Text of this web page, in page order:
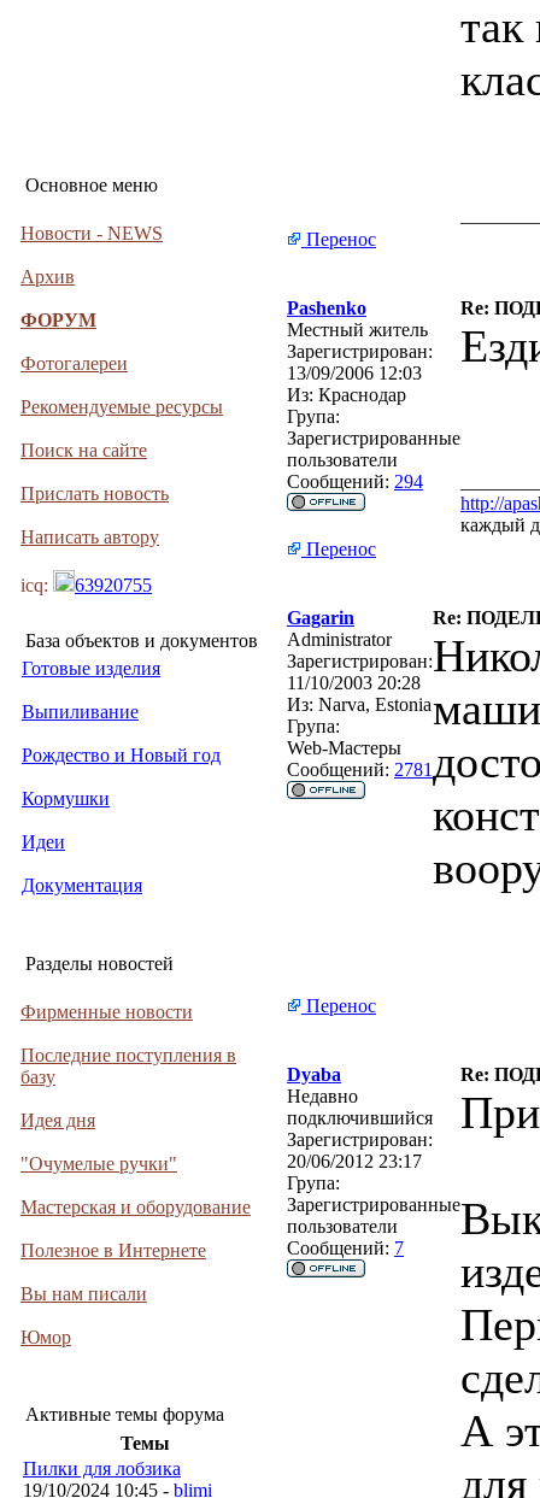
Основное меню
Новости - NEWS
Архив
ФОРУМ
Фотогалереи
Рекомендуемые ресурсы
Поиск на сайте
Прислать новость
Написать автору
icq: 63920755
База объектов и документов
Готовые изделия
Выпиливание
Рождество и Новый год
Кормушки
Идеи
Документация
Разделы новостей
Фирменные новости
Последние поступления в
базу
Идея дня
"Очумелые ручки"
Мастерская и оборудование
Полезное в Интернете
Вы нам писали
Юмор
Активные темы форума
Темы
Пилки для лобзика
19/10/2024 10:45 - blimi
так
Перенос
Pashenko
Re:
Местный житель
Зарегистрирован:
13/09/2006 12:03
Из: Краснодар
Група:
Зарегистрированные
пользователи
Сообщений: 294
http://
каждый
Перенос
Gagarin
Re:
Administrator
Зарегистрирован:
11/10/2003 20:28
Из: Narva, Estonia
Група:
Web-Мастеры
Сообщений: 2781
Перенос
Dyaba
Re:
Недавно
подключившийся
Зарегистрирован:
20/06/2012 23:17
Група:
Зарегистрированные
пользователи
Сообщений: 7
А
для